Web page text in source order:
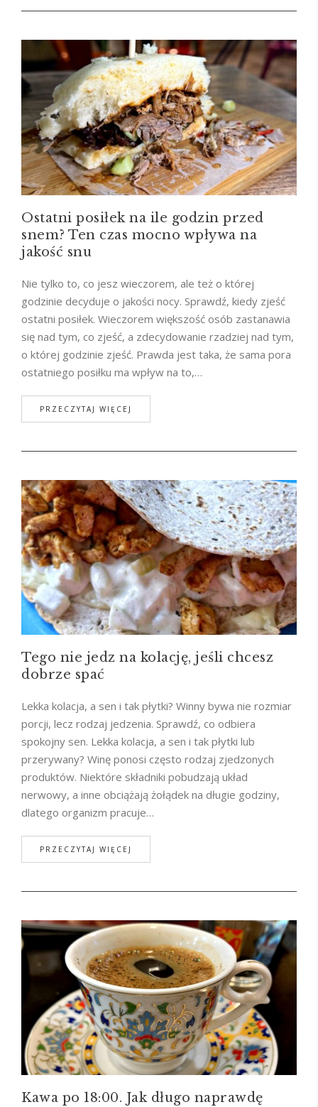
Ostatni posiłek na ile godzin przed
snem? Ten czas mocno wpływa na
jakość snu
Nie tylko to, co jesz wieczorem, ale też o której
godzinie decyduje o jakości nocy. Sprawdź, kiedy zjeść
ostatni posiłek. Wieczorem większość osób zastanawia
się nad tym, co zjeść, a zdecydowanie rzadziej nad tym,
o której godzinie zjeść. Prawda jest taka, że sama pora
ostatniego posiłku ma wpływ na to,…
PRZECZYTAJ WIĘCEJ
Tego nie jedz na kolację, jeśli chcesz
dobrze spać
Lekka kolacja, a sen i tak płytki? Winny bywa nie rozmiar
porcji, lecz rodzaj jedzenia. Sprawdź, co odbiera
spokojny sen. Lekka kolacja, a sen i tak płytki lub
przerywany? Winę ponosi często rodzaj zjedzonych
produktów. Niektóre składniki pobudzają układ
nerwowy, a inne obciążają żołądek na długie godziny,
dlatego organizm pracuje…
PRZECZYTAJ WIĘCEJ
Kawa po 18:00. Jak długo naprawdę